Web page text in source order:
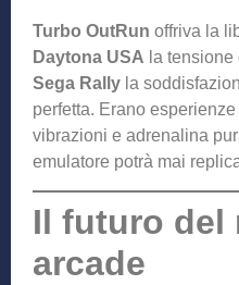
Turbo OutRun offriva la
Daytona USA la
Sega Rally la
perfetta. Erano
vibrazioni e adrenalina
emulatore potrà mai
Il futuro del
arcade